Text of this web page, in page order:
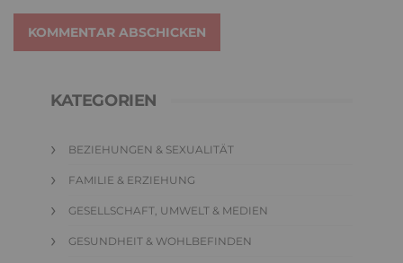
KOMMENTAR ABSCHICKEN
KATEGORIEN
BEZIEHUNGEN & SEXUALITÄT
FAMILIE & ERZIEHUNG
GESELLSCHAFT, UMWELT & MEDIEN
GESUNDHEIT & WOHLBEFINDEN